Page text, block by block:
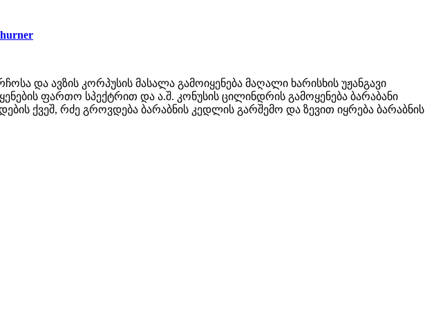
და ავზის კორპუსის მასალა გამოიყენება მაღალი ხარისხის უჟანგავი
ფართო სპექტრით და ა.შ. კონუსის ცილინდრის გამოყენება ბარაბანი
ქვეშ, რძე გროვდება ბარაბნის კედლის გარშემო და ზევით იყრება ბარაბნის